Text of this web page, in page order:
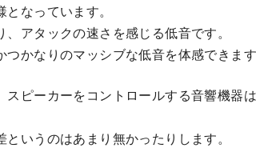
なっています。
アタックの速さを感じる低音です。
かなりのマッシブな低音を体感できます
ピーカーをコントロールする音響機器
いうのはあまり無かったりします。